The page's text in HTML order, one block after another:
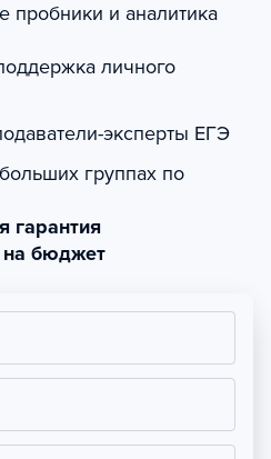
пробники и аналитика
личного
эксперты ЕГЭ
группах по
гарантия
на бюджет